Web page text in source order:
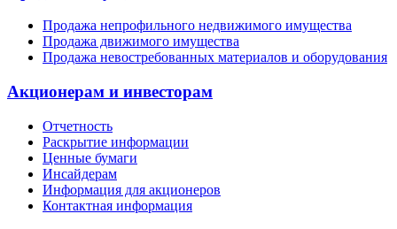
Продажа непрофильного недвижимого имущества
Продажа движимого имущества
Продажа невостребованных материалов и оборудования
Акционерам и инвесторам
Отчетность
Раскрытие информации
Ценные бумаги
Инсайдерам
Информация для акционеров
Контактная информация